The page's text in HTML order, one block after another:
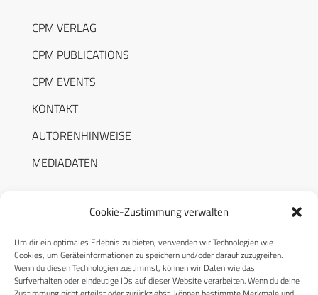
Cookie-Zustimmung verwalten
Um dir ein optimales Erlebnis zu bieten, verwenden wir Technologien wie
Cookies, um Geräteinformationen zu speichern und/oder darauf zuzugreifen.
Wenn du diesen Technologien zustimmst, können wir Daten wie das
Surfverhalten oder eindeutige IDs auf dieser Website verarbeiten. Wenn du deine
CPM VERLAG
CPM PUBLICATIONS
CPM EVENTS
KONTAKT
AUTORENHINWEISE
MEDIADATEN
RECHTLICHES
Datenschutzerklärung